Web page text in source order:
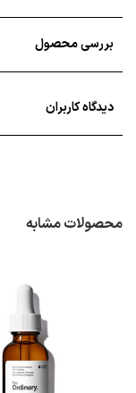
بررسی محصول
دیدگاه کاربران
محصولات مشابه